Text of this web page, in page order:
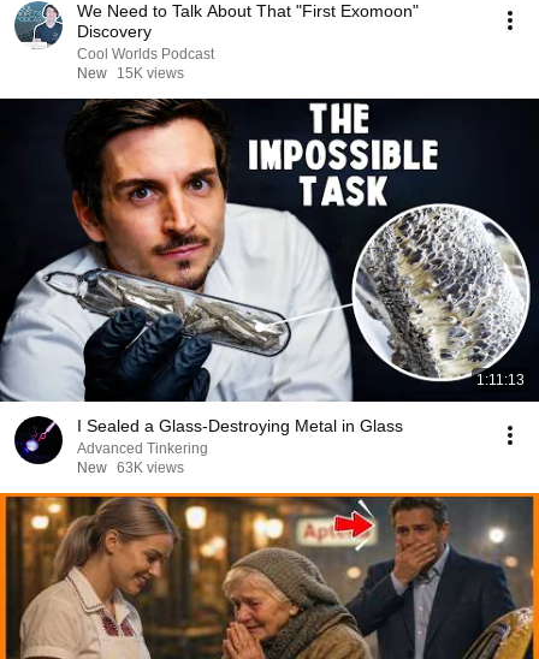
We Need to Talk About That "First Exomoon"
Discovery
Cool Worlds Podcast
New
15K views
1:11:13
I Sealed a Glass-Destroying Metal in Glass
Advanced Tinkering
New 63K views